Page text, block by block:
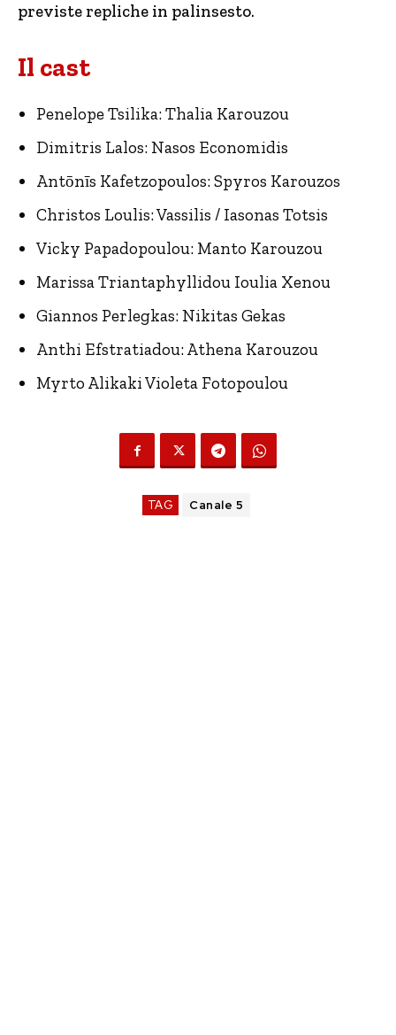
previste repliche in palinsesto.
Il cast
Penelope Tsilika: Thalia Karouzou
Dimitris Lalos: Nasos Economidis
Antōnīs Kafetzopoulos: Spyros Karouzos
Christos Loulis: Vassilis / Iasonas Totsis
Vicky Papadopoulou: Manto Karouzou
Marissa Triantaphyllidou Ioulia Xenou
Giannos Perlegkas: Nikitas Gekas
Anthi Efstratiadou: Athena Karouzou
Myrto Alikaki Violeta Fotopoulou
TAG Canale 5